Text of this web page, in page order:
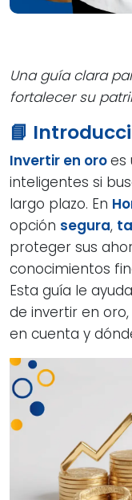
Una guía clara
fortalecer su
📘
Invertir en oroes
inteligentes si
largo plazo. En
opción segura,
proteger sus
conocimientos
Esta guía le
de invertir en
en cuenta y